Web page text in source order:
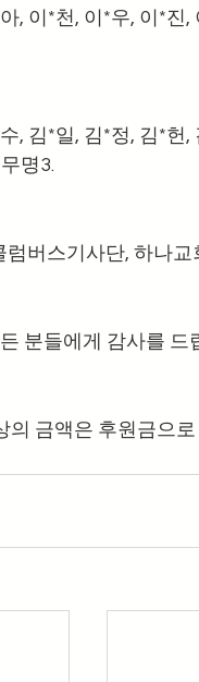
, 이*천, 이*우, 이*진
, 김*일, 김*정, 김*헌
명3.
럼버스기사단, 하나
분들에게 감사를
의 금액은 후원금으